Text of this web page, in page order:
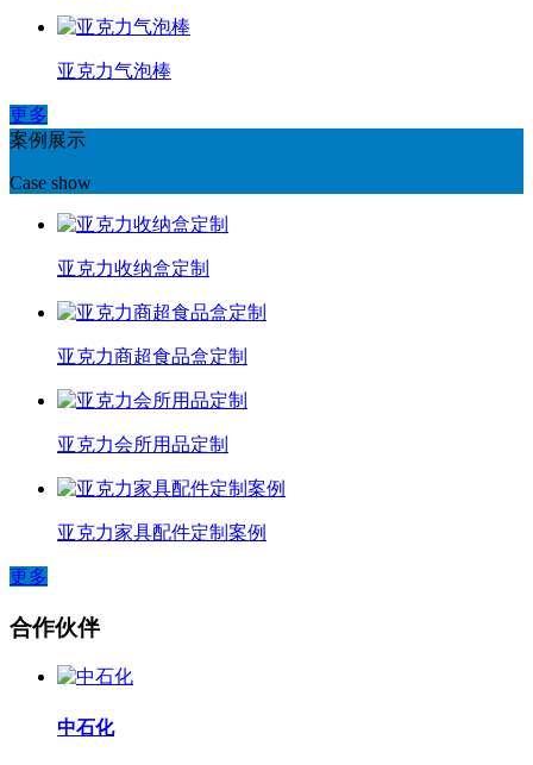
亚克力气泡棒
更多
案例展示
Case show
亚克力收纳盒定制
亚克力商超食品盒定制
亚克力会所用品定制
亚克力家具配件定制案例
更多
合作伙伴
中石化